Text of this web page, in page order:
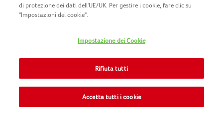
25 minuti Facile
Cremosa di piselli con
di protezione dei dati dell'UE/UK. Per gestire i cookie, fare clic su
"Impostazioni dei cookie".
Impostazione dei Cookie
Rifiuta tutti
Accetta tutti i cookie